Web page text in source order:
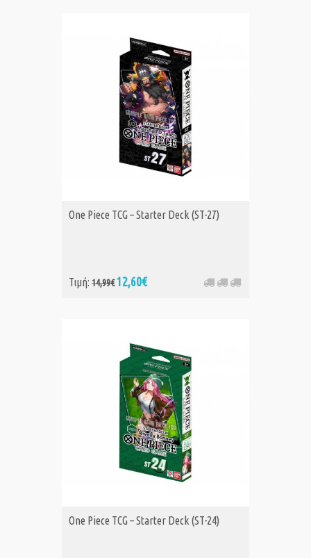
One Piece TCG – Starter Deck (ST-27)
Τιμή: 14,99€ 12,60€
One Piece TCG – Starter Deck (ST-24)